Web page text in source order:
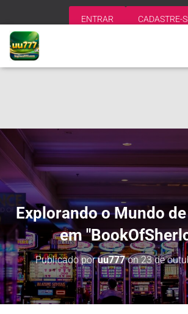
ENTRAR CADASTRE-
Explorando o Mundo
em
Publicado poruu777on23 de